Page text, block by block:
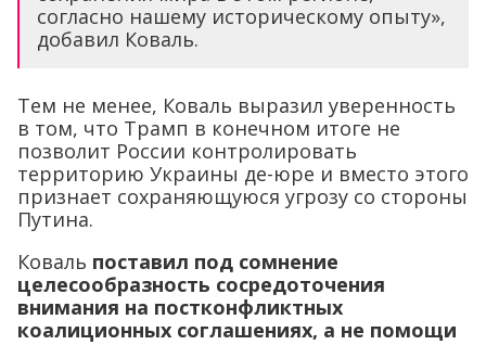
в том, что Трамп в конечном итоге не
позволит России контролировать
территорию Украины де-юре и вместо этого
признает сохраняющуюся угрозу со стороны
Путина.
Ковальпоставил под сомнение
целесообразность сосредоточения
внимания на постконфликтных
коалиционных соглашениях, а не помощи
Украине в «спасении ее территории прямо
сейчас», учитывая, что Путин продолжает
военное наступление и, похоже, не против
того, чтобы переговоры с Трампом